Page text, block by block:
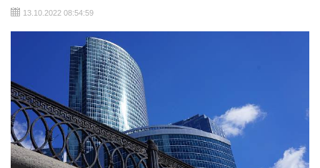
13.10.2022 08:54:59